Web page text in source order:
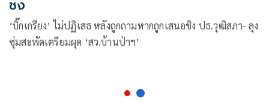
ชง
‘บิ๊กเกรียง’ ไม่ปฏิเสธ หลังถูกถามหากถูกเสนอชิง ปธ.วุฒิสภา- ลุง
ซุ่มสะพัดเตรียมผุด ‘สว.บ้านป่าฯ’